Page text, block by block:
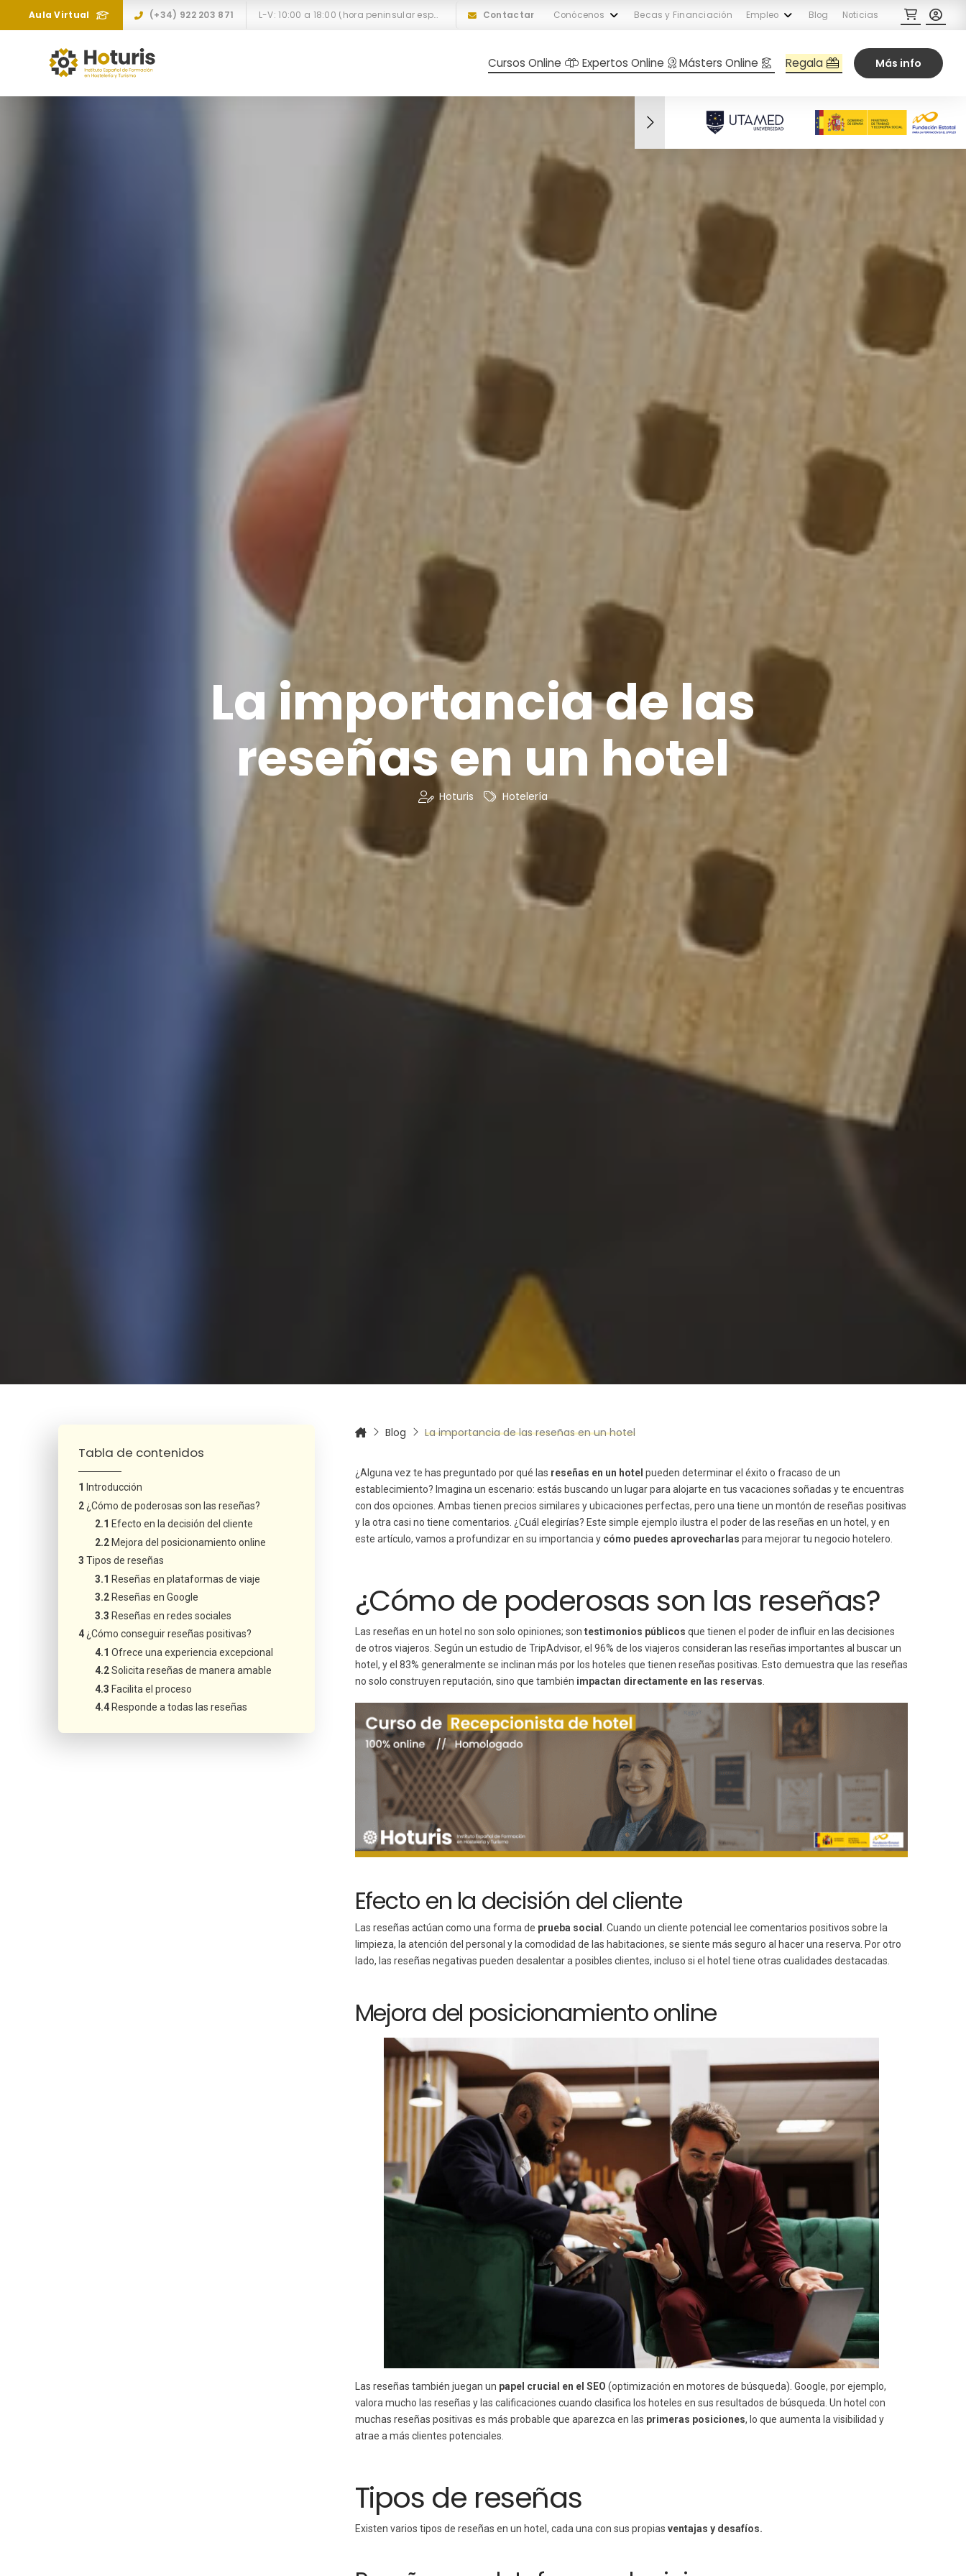
Aula Virtual (+34) 922 203 871 L-V: 10:00 a 18:00 (hora peninsular española) Contactar Conócenos Becas y Financiación Empleo Blog Noticias
Cursos Online Expertos Online Másters Online Regala Más info
La importancia de las
reseñas en un hotel
Hoturis Hotelería
Tabla de contenidos
Introducción
¿Cómo de poderosas son las reseñas?
Efecto en la decisión del cliente
Mejora del posicionamiento online
Tipos de reseñas
Reseñas en plataformas de viaje
Reseñas en Google
Reseñas en redes sociales
¿Cómo conseguir reseñas positivas?
Ofrece una experiencia excepcional
Solicita reseñas de manera amable
Facilita el proceso
Responde a todas las reseñas
Blog La importancia de las reseñas en un hotel
¿Alguna vez te has preguntado por qué las reseñas en un hotel pueden determinar el éxito o fracaso de un
establecimiento? Imagina un escenario: estás buscando un lugar para alojarte en tus vacaciones soñadas y te encuentras
con dos opciones. Ambas tienen precios similares y ubicaciones perfectas, pero una tiene un montón de reseñas positivas
y la otra casi no tiene comentarios. ¿Cuál elegirías? Este simple ejemplo ilustra el poder de las reseñas en un hotel, y en
este artículo, vamos a profundizar en su importancia y cómo puedes aprovecharlas para mejorar tu negocio hotelero.
¿Cómo de poderosas son las reseñas?
Las reseñas en un hotel no son solo opiniones; son testimonios públicos que tienen el poder de influir en las decisiones
de otros viajeros. Según un estudio de TripAdvisor, el 96% de los viajeros consideran las reseñas importantes al buscar un
hotel, y el 83% generalmente se inclinan más por los hoteles que tienen reseñas positivas. Esto demuestra que las reseñas
no solo construyen reputación, sino que también impactan directamente en las reservas
Efecto en la decisión del cliente
Las reseñas actúan como una forma de prueba social
. Cuando un cliente potencial lee comentarios positivos sobre la
limpieza, la atención del personal y la comodidad de las habitaciones, se siente más seguro al hacer una reserva. Por otro
lado, las reseñas negativas pueden desalentar a posibles clientes, incluso si el hotel tiene otras cualidades destacadas.
Mejora del posicionamiento online
Las reseñas también juegan un papel crucial en el SEO (optimización en motores de búsqueda). Google, por ejemplo,
valora mucho las reseñas y las calificaciones cuando clasifica los hoteles en sus resultados de búsqueda. Un hotel con
muchas reseñas positivas es más probable que aparezca en las primeras posiciones, lo que aumenta la visibilidad y
atrae a más clientes potenciales.
Tipos de reseñas
Existen varios tipos de reseñas en un hotel, cada una con sus propias ventajas y desafíos.